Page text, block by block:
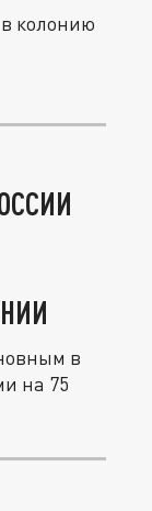
колонию
в
на 75